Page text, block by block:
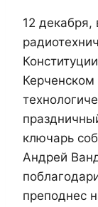
12
ключарь
Андрей
преподнес